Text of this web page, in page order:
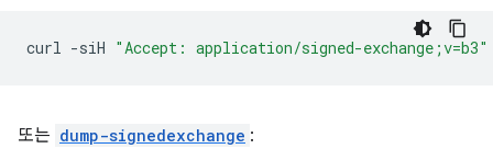
curl -siH "Accept: application/signed-exchange;v=b3"
또는 dump-signedexchange :